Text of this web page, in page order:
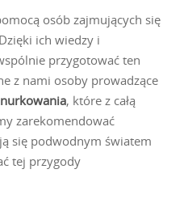
osób zajmujących się
ich wiedzy i
przygotować ten
z nami osoby prowadzące
, które z całą
zarekomendować
się podwodnym światem
tej przygody